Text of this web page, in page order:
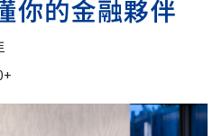
你的金融夥伴